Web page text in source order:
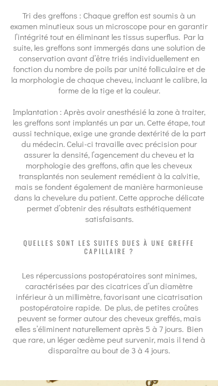
Tri des greffons : Chaque greffon est soumis à un
examen minutieux sous un microscope pour en garantir
l’intégrité tout en éliminant les tissus superflus. Par la
suite, les greffons sont immergés dans une solution de
conservation avant d’être triés individuellement en
fonction du nombre de poils par unité folliculaire et de
la morphologie de chaque cheveu, incluant le calibre, la
forme de la tige et la couleur.
Implantation : Après avoir anesthésié la zone à traiter,
les greffons sont implantés un par un. Cette étape, tout
aussi technique, exige une grande dextérité de la part
du médecin. Celui-ci travaille avec précision pour
assurer la densité, l’agencement du cheveu et la
morphologie des greffons, afin que les cheveux
transplantés non seulement remédient à la calvitie,
mais se fondent également de manière harmonieuse
dans la chevelure du patient. Cette approche délicate
permet d’obtenir des résultats esthétiquement
satisfaisants.
QUELLES SONT LES SUITES DUES À UNE GREFFE
CAPILLAIRE ?
Les répercussions postopératoires sont minimes,
caractérisées par des cicatrices d’un diamètre
inférieur à un millimètre, favorisant une cicatrisation
postopératoire rapide. De plus, de petites croûtes
peuvent se former autour des cheveux greffés, mais
elles s’éliminent naturellement après 5 à 7 jours. Bien
que rare, un léger œdème peut survenir, mais il tend à
disparaître au bout de 3 à 4 jours.